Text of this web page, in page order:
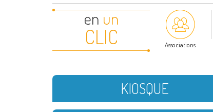
en un
CLIC Associations
KIOSQUE